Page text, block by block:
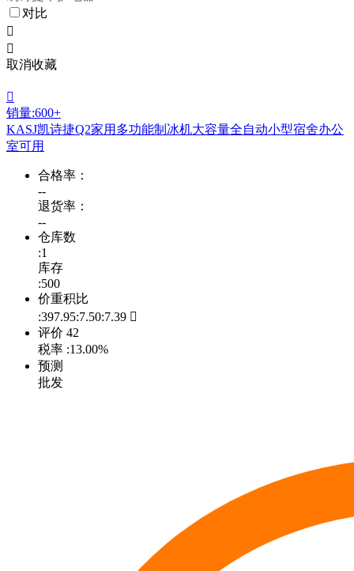
对比


取消收藏

销量:600+
KASJ凯诗捷Q2家用多功能制冰机大容量全自动小型宿舍办公
室可用
合格率：
--
退货率：
--
仓库数
:1
库存
:500
价重积比
:397.95:7.50:7.39 
评价 42
税率 :13.00%
预测
批发